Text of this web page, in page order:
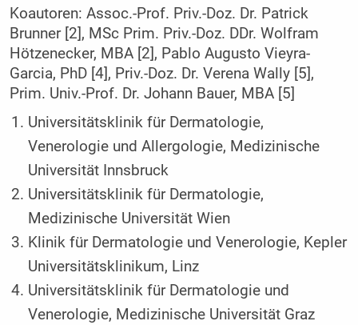
Koautoren: Assoc.-Prof. Priv.-Doz. Dr. Patrick
Brunner [2], MSc Prim. Priv.-Doz. DDr. Wolfram
Hötzenecker, MBA [2], Pablo Augusto Vieyra-
Garcia, PhD [4], Priv.-Doz. Dr. Verena Wally [5],
Prim. Univ.-Prof. Dr. Johann Bauer, MBA [5]
Universitätsklinik für Dermatologie,
Venerologie und Allergologie, Medizinische
Universität Innsbruck
Universitätsklinik für Dermatologie,
Medizinische Universität Wien
Klinik für Dermatologie und Venerologie, Kepler
Universitätsklinikum, Linz
Universitätsklinik für Dermatologie und
Venerologie, Medizinische Universität Graz